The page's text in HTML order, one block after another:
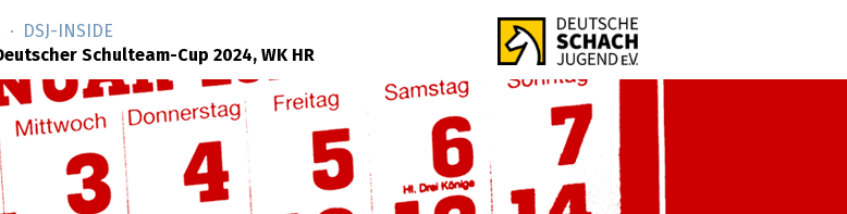
DSJ-­INSIDE
Schulteam-Cup 2024, WK HR